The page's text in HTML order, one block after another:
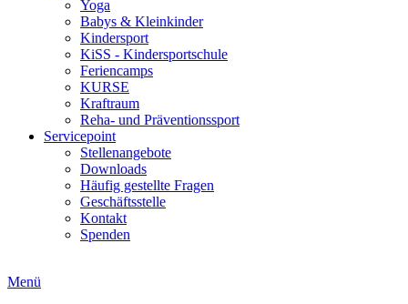
Yoga
Babys & Kleinkinder
Kindersport
KiSS - Kindersportschule
Feriencamps
KURSE
Kraftraum
Reha- und Präventionssport
Servicepoint
Stellenangebote
Downloads
Häufig gestellte Fragen
Geschäftsstelle
Kontakt
Spenden
Menü